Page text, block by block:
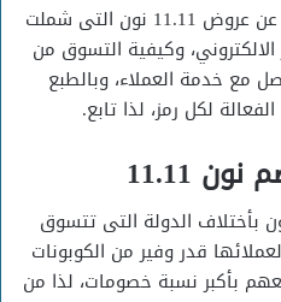
طالع معنا عبر التالي التفاصيل عن عروض 11.11 نون التى شملت
وكيفية التسوق من
مع خدمة العملاء، وبالطبع
لكل رمز، لذا تابع.
11.11
بأختلاف الدولة التى تتسوق
قدر وفير من الكوبونات
بأكبر نسبة خصومات، لذا من